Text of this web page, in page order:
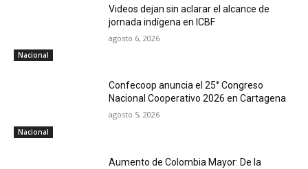
Nacional
Videos dejan sin aclarar el alcance de
jornada indígena en ICBF
agosto 6, 2026
Nacional
Confecoop anuncia el 25° Congreso
Nacional Cooperativo 2026 en Cartagena
agosto 5, 2026
Aumento de Colombia Mayor: De la